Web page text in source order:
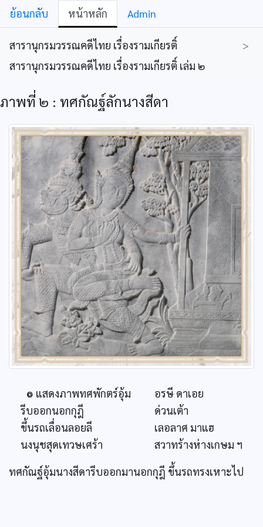
ย้อนกลับ หน้าหลัก Admin
สารานุกรมวรรณคดีไทย เรื่องรามเกียรติ์
>
สารานุกรมวรรณคดีไทย เรื่องรามเกียรติ์ เล่ม ๒
ภาพที่ ๒ : ทศกัณฐ์ลักนางสีดา
๏ แสดงภาพทศพักตร์อุ้ม
อรษี ดาเอย
รีบออกนอกกุฎี
ด่วนเต้า
ขึ้นรถเลื่อนลอยลี
เลอลาศ มาแฮ
นงนุชสุดเทวษเศร้า
สวาทร้างห่างเกษม ฯ
ทศกัณฐ์อุ้มนางสีดารีบออกมานอกกุฎี ขึ้นรถทรงเหาะไป